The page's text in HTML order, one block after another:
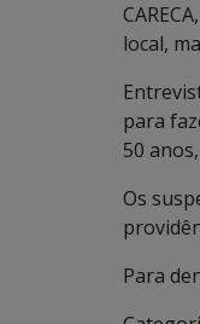
local,
para
50
Os
Para